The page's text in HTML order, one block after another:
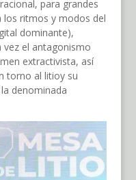
para grandes
los ritmos y modos del
dominante),
vez el antagonismo
extractivista, así
torno al litioy su
denominada